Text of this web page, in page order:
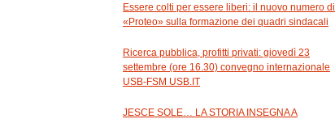
Essere colti per essere liberi: il nuovo numero di
«Proteo» sulla formazione dei quadri sindacali
Ricerca pubblica, profitti privati: giovedì 23
settembre (ore 16.30) convegno internazionale
USB-FSM USB.IT
JESCE SOLE… LA STORIA INSEGNA A